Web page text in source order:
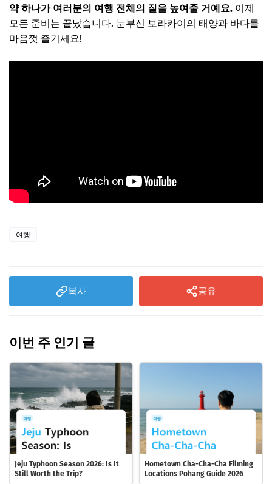
약 하나가 여러분의 여행 전체의 질을 높여줄 거예요. 이제
모든 준비는 끝났습니다. 눈부신 보라카이의 태양과 바다를
마음껏 즐기세요!
여행
복사 공유
이번 주 인기 글
Jeju Typhoon Season 2026: Is It
Still Worth the Trip?
Hometown Cha-Cha-Cha Filming
Locations Pohang Guide 2026